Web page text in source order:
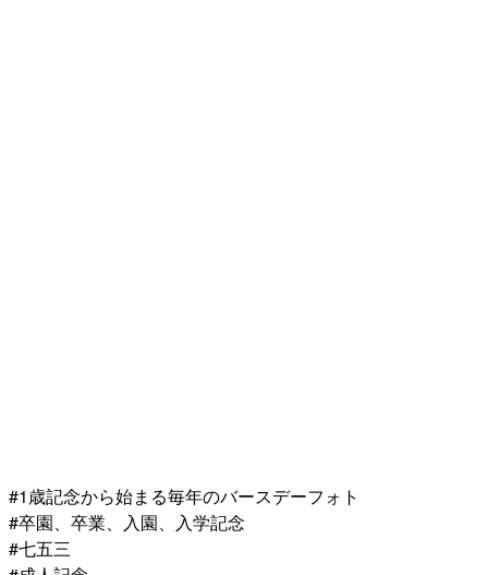
#1歳記念から始まる毎年のバースデーフォト
#卒園、卒業、入園、入学記念
#七五三